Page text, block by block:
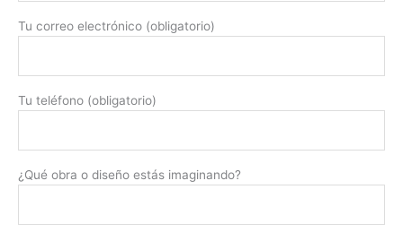
Tu correo electrónico (obligatorio)
Tu teléfono (obligatorio)
¿Qué obra o diseño estás imaginando?